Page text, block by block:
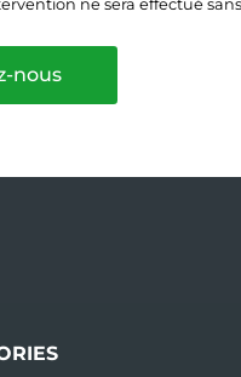
ne sera effectué
nous